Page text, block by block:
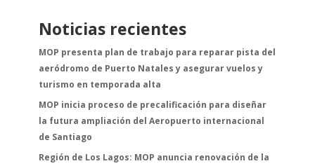
Noticias recientes
MOP presenta plan de trabajo para reparar pista del
aeródromo de Puerto Natales y asegurar vuelos y
turismo en temporada alta
MOP inicia proceso de precalificación para diseñar
la futura ampliación del Aeropuerto internacional
de Santiago
Región de Los Lagos: MOP anuncia renovación de la